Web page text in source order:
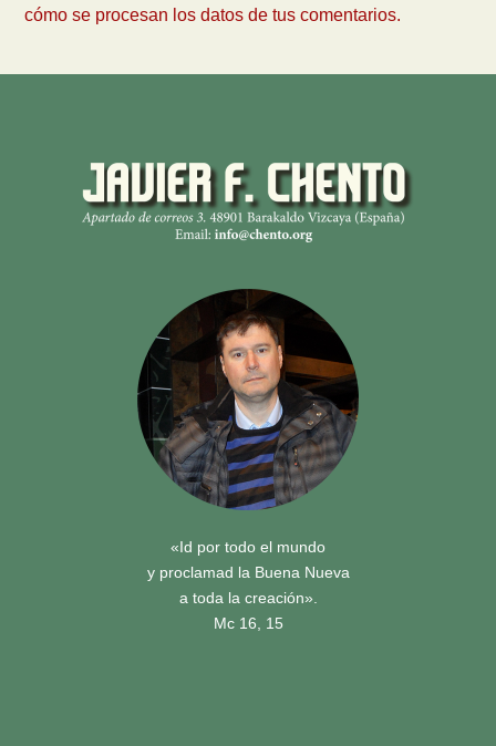
cómo se procesan los datos de tus comentarios.
«Id por todo el mundo
y proclamad la Buena Nueva
a toda la creación».
Mc 16, 15